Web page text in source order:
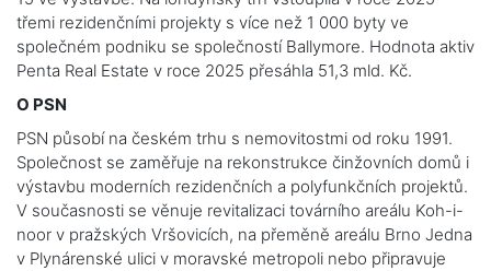
třemi rezidenčními projekty s více než 1 000 byty ve
společném podniku se společností Ballymore. Hodnota aktiv
Penta Real Estate v roce 2025 přesáhla 51,3 mld. Kč.
O PSN
PSN působí na českém trhu s nemovitostmi od roku 1991.
Společnost se zaměřuje na rekonstrukce činžovních domů i
výstavbu moderních rezidenčních a polyfunkčních projektů.
V současnosti se věnuje revitalizaci továrního areálu Koh-i-
noor v pražských Vršovicích, na přeměně areálu Brno Jedna
v Plynárenské ulici v moravské metropoli nebo připravuje